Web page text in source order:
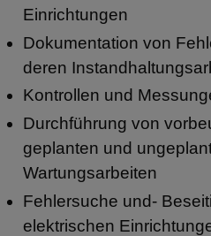
Einrichtungen
Dokumentation von
deren
Kontrollen und
Durchführung von
geplanten und
Wartungsarbeiten
Fehlersuche und-
elektrischen